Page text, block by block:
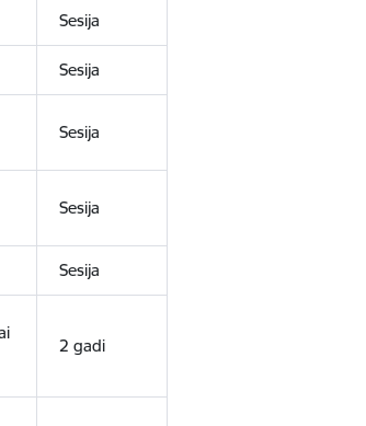
Sesija
Sesija
Sesija
Sesija
Sesija
2 gadi